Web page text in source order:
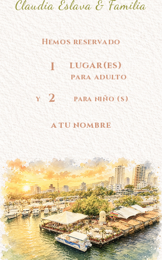
Claudia Eslava & Familia
Hemos reservado
1 lugar(es)
para adulto
y para niño (s)
2
a tu nombre